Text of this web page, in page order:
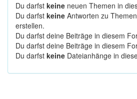
Du darfst keine neuen Themen in
Du darfst keine Antworten zu
erstellen.
Du darfst deine Beiträge in diesem
Du darfst deine Beiträge in diesem
Du darfst keine Dateianhänge in